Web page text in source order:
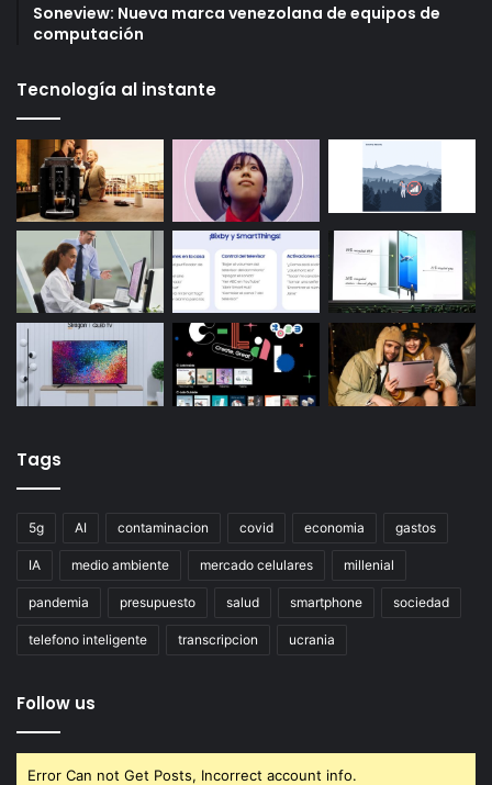
Soneview: Nueva marca venezolana de equipos de
computación
Tecnología al instante
Tags
5g AI contaminacion covid economia gastos
IA medio ambiente mercado celulares millenial
pandemia presupuesto salud smartphone sociedad
telefono inteligente transcripcion ucrania
Follow us
Error Can not Get Posts, Incorrect account info.